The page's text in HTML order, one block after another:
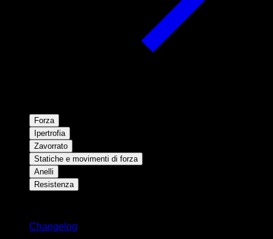
Forza
Ipertrofia
Zavorrato
Statiche e movimenti di forza
Anelli
Resistenza
Changelog